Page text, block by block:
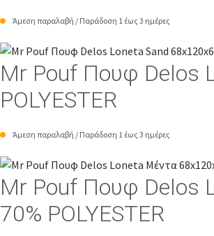
Άμεση παραλαβή / Παράδοση 1 έως 3 ημέρες
Mr Pouf Πουφ Delos
POLYESTER
Άμεση παραλαβή / Παράδοση 1 έως 3 ημέρες
Mr Pouf Πουφ Delos
70% POLYESTER